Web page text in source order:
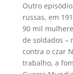
Outro
russas, em
90 mil
de soldados –
contra o czar
trabalho, a